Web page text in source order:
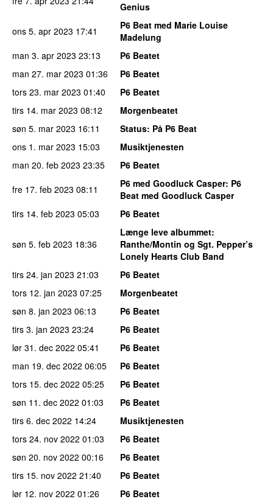
Genius
ons 5. apr 2023 17:41
P6 Beat med Marie Louise
Madelung
man 3. apr 2023 23:13
P6 Beatet
man 27. mar 2023 01:36
P6 Beatet
tors 23. mar 2023 01:40
P6 Beatet
tirs 14. mar 2023 08:12
Morgenbeatet
søn 5. mar 2023 16:11 Status: På P6 Beat
ons 1. mar 2023 15:03
Musiktjenesten
man 20. feb 2023 23:35
P6 Beatet
fre 17. feb 2023 08:11 P6 med Goodluck Casper: P6
Beat med Goodluck Casper
tirs 14. feb 2023 05:03 P6 Beatet
søn 5. feb 2023 18:36
Længe leve albummet:
Ranthe/Montin og Sgt. Pepper’s
Lonely Hearts Club Band
tirs 24. jan 2023 21:03
P6 Beatet
tors 12. jan 2023 07:25
Morgenbeatet
søn 8. jan 2023 06:13
P6 Beatet
tirs 3. jan 2023 23:24
P6 Beatet
lør 31. dec 2022 05:41
P6 Beatet
man 19. dec 2022 06:05
P6 Beatet
tors 15. dec 2022 05:25
P6 Beatet
søn 11. dec 2022 01:03
P6 Beatet
tirs 6. dec 2022 14:24
Musiktjenesten
tors 24. nov 2022 01:03
P6 Beatet
søn 20. nov 2022 00:16
P6 Beatet
tirs 15. nov 2022 21:40
P6 Beatet
lør 12. nov 2022 01:26 P6 Beatet